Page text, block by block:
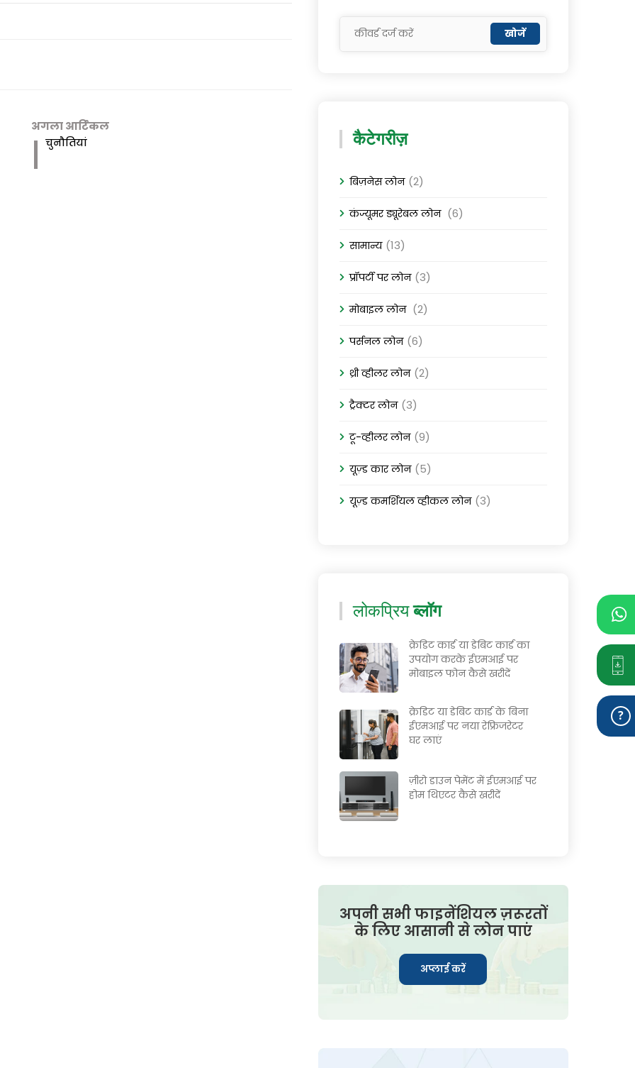
अगला आर्टिकल
चुनौतियां
खोजें
कैटेगरीज़
बिज़नेस लोन (2)
कंज्यूमर ड्यूरेबल लोन (6)
सामान्य (13)
प्रॉपर्टी पर लोन (3)
मोबाइल लोन (2)
पर्सनल लोन (6)
थ्री व्हीलर लोन (2)
ट्रैक्टर लोन (3)
टू-व्हीलर लोन (9)
यूज़्ड कार लोन (5)
यूज़्ड कमर्शियल व्हीकल लोन (3)
लोकप्रियब्लॉग
क्रेडिट कार्ड या डेबिट कार्ड का
उपयोग करके ईएमआई पर
मोबाइल फोन कैसे खरीदें
क्रेडिट या डेबिट कार्ड के बिना
ईएमआई पर नया रेफ्रिजरेटर
घर लाएं
ज़ीरो डाउन पेमेंट में ईएमआई पर
होम थिएटर कैसे खरीदें
अपनी सभी फाइनेंशियल ज़रूरतों
के लिए आसानी से लोन पाएं
अप्लाई करें